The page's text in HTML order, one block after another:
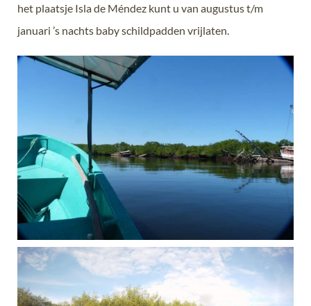
het plaatsje Isla de Méndez kunt u van augustus t/m
januari ’s nachts baby schildpadden vrijlaten.